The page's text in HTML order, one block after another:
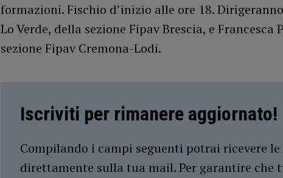
formazioni. Fischio d’inizio alle ore 18.
Lo Verde, della sezione Fipav Brescia, e Francesca
sezione Fipav Cremona-Lodi.
Iscriviti per rimanere aggiornato!
Compilando i campi seguenti potrai ricevere
direttamente sulla tua mail. Per garantire che